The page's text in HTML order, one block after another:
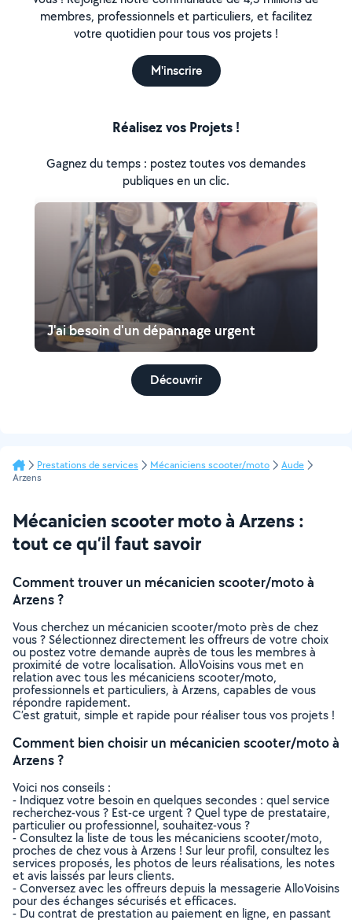
membres, professionnels et particuliers, et facilitez
votre quotidien pour tous vos projets !
M'inscrire
Réalisez vos Projets !
Gagnez du temps : postez toutes vos demandes
publiques en un clic.
J'ai besoin d'un dépannage urgent
Découvrir
Prestations de services Mécaniciens scooter/moto
Aude
Arzens
Mécanicien scooter moto à Arzens :
tout ce qu’il faut savoir
Comment trouver un mécanicien scooter/moto à
Arzens ?
Vous cherchez un mécanicien scooter/moto près de chez
vous ? Sélectionnez directement les offreurs de votre choix
ou postez votre demande auprès de tous les membres à
proximité de votre localisation. AlloVoisins vous met en
relation avec tous les mécaniciens scooter/moto,
professionnels et particuliers, à Arzens, capables de vous
répondre rapidement.
C’est gratuit, simple et rapide pour réaliser tous vos projets !
Comment bien choisir un mécanicien scooter/moto à
Arzens ?
Voici nos conseils :
- Indiquez votre besoin en quelques secondes : quel service
recherchez-vous ? Est-ce urgent ? Quel type de prestataire,
particulier ou professionnel, souhaitez-vous ?
- Consultez la liste de tous les mécaniciens scooter/moto,
proches de chez vous à Arzens ! Sur leur profil, consultez les
services proposés, les photos de leurs réalisations, les notes
et avis laissés par leurs clients.
- Conversez avec les offreurs depuis la messagerie AlloVoisins
pour des échanges sécurisés et efficaces.
- Du contrat de prestation au paiement en ligne, en passant